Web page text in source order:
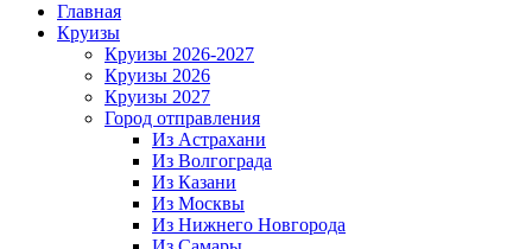
Главная
Круизы
Круизы 2026-2027
Круизы 2026
Круизы 2027
Город отправления
Из Астрахани
Из Волгограда
Из Казани
Из Москвы
Из Нижнего Новгорода